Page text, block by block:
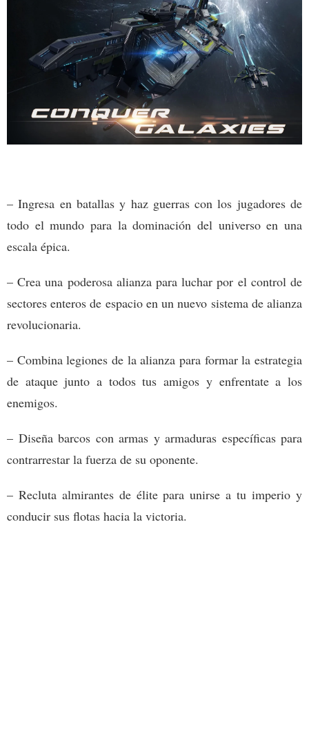
– Ingresa en batallas y haz guerras con los jugadores de
todo el mundo para la dominación del universo en una
escala épica.
– Crea una poderosa alianza para luchar por el control de
sectores enteros de espacio en un nuevo sistema de alianza
revolucionaria.
– Combina legiones de la alianza para formar la estrategia
de ataque junto a todos tus amigos y enfrentate a los
enemigos.
– Diseña barcos con armas y armaduras específicas para
contrarrestar la fuerza de su oponente.
– Recluta almirantes de élite para unirse a tu imperio y
conducir sus flotas hacia la victoria.